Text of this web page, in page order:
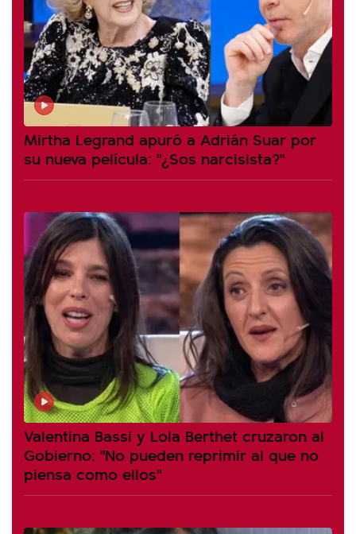
Mirtha Legrand apuró a Adrián Suar por
su nueva película: "¿Sos narcisista?"
Valentina Bassi y Lola Berthet cruzaron al
Gobierno: "No pueden reprimir al que no
piensa como ellos"